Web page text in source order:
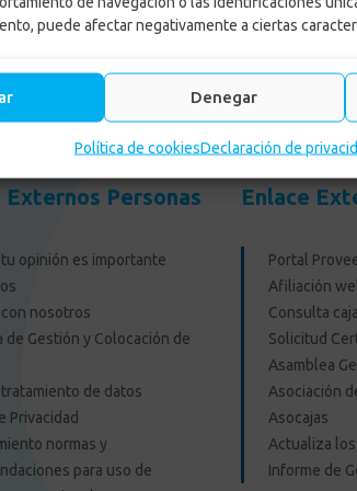
puede afectar negativamente a ciertas
Denegar
Política de cookiesDeclaración de
LEER MÁS
Externos Personas
tu opinión es importante
con nosotros
de Gestión y Colocación de
de datos
Privacidad
normas y
para uso de
Enlace
Portal
Afiliación
Consulta
Solicitud
Asamblea
Asociación
Asocajas
Actualiza
Informe de